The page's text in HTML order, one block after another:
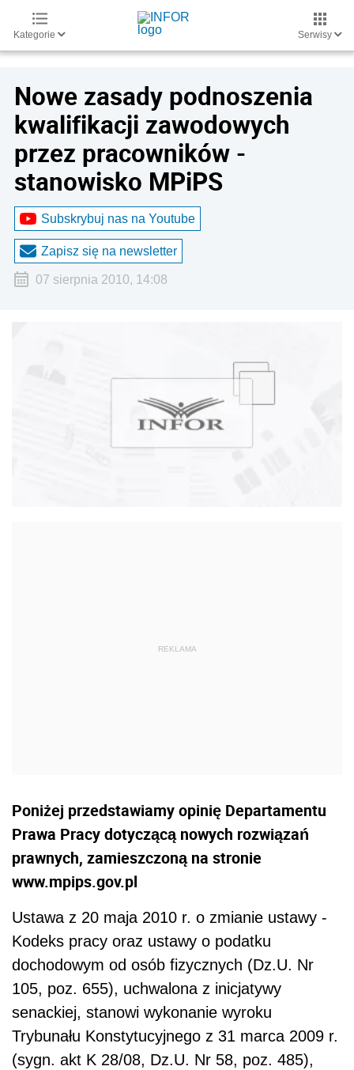
Kategorie Serwisy
Nowe zasady podnoszenia
kwalifikacji zawodowych
przez pracowników -
stanowisko MPiPS
Subskrybuj nas na Youtube
Zapisz się na newsletter
07 sierpnia 2010, 14:08
Poniżej przedstawiamy opinię Departamentu
Prawa Pracy dotyczącą nowych rozwiązań
prawnych, zamieszczoną na stronie
www.mpips.gov.pl
Ustawa z 20 maja 2010 r. o zmianie ustawy -
Kodeks pracy oraz ustawy o podatku
dochodowym od osób fizycznych (Dz.U. Nr
105, poz. 655), uchwalona z inicjatywy
senackiej, stanowi wykonanie wyroku
Trybunału Konstytucyjnego z 31 marca 2009 r.
(sygn. akt K 28/08, Dz.U. Nr 58, poz. 485),